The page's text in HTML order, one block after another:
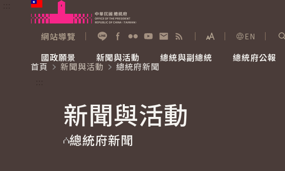
跳到主要內容
網站導覽
展開字級選單
EN
國政願景
國家氣候變遷對策委員會
重要談話
新聞與活動
總統府新聞
影音頻道
總統與副總統
賴清德總統
總統府公報
參觀資訊
首頁
新聞與活動
總統府新聞
新聞與活動
總統府新聞